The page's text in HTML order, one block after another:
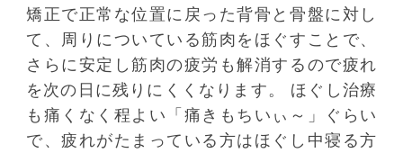
矯正で正常な位置に戻った背骨と骨盤に対し
て、周りについている筋肉をほぐすことで、
さらに安定し筋肉の疲労も解消するので疲れ
を次の日に残りにくくなります。 ほぐし治療
も痛くなく程よい「痛きもちいぃ～」ぐらい
で、疲れがたまっている方はほぐし中寝る方